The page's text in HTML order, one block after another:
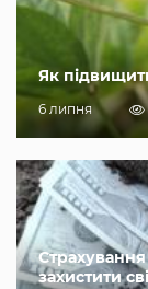
Як
6 липня
захистити